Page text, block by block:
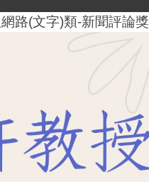
路(文字)類-新聞評論獎